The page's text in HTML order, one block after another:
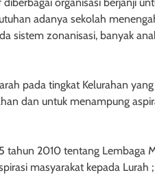
adanya sekolah
sistem zonanisasi, banyak
pada tingkat Kelurahan
dan untuk menampung
tahun 2010 tentang Lembaga
masyarakat kepada Lurah ;